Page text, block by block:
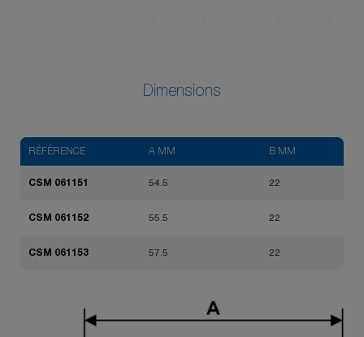
Dimensions
RÉFÉRENCE A MM B MM
CSM 061151 54.5 22
CSM 061152 55.5 22
CSM 061153 57.5 22